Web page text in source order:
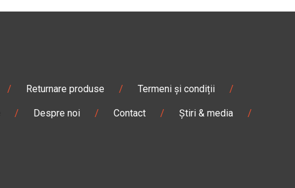
/ Returnare produse / Termeni și condiții /
/ Despre noi / Contact / Știri & media /